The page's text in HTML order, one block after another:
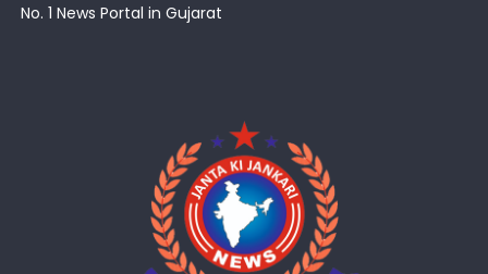
No. 1 News Portal in Gujarat